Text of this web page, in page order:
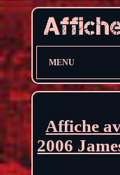
MENU
Affiche
2006